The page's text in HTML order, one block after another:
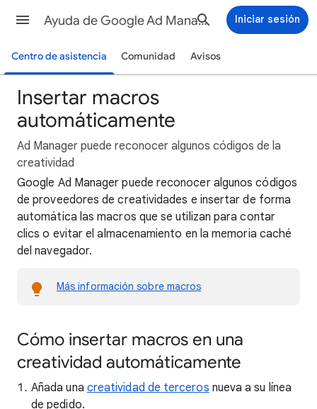
Ayuda de Google Ad Manager Iniciar sesión
Centro de asistencia Comunidad Avisos
Insertar macros
automáticamente
Ad Manager puede reconocer algunos códigos de la
creatividad
Google Ad Manager puede reconocer algunos códigos
de proveedores de creatividades e insertar de forma
automática las macros que se utilizan para contar
clics o evitar el almacenamiento en la memoria caché
del navegador.
Más información sobre macros
Cómo insertar macros en una
creatividad automáticamente
Añada una creatividad de terceros nueva a su línea
de pedido.